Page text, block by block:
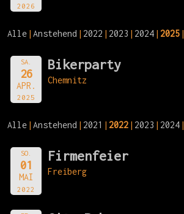
2026
Alle Anstehend 2022 2023 2024 2025
SA.
26
APR.
2025
Bikerparty
Chemnitz
Alle Anstehend 2021 2022 2023 2024
SO.
01
MAI
2022
Firmenfeier
Freiberg